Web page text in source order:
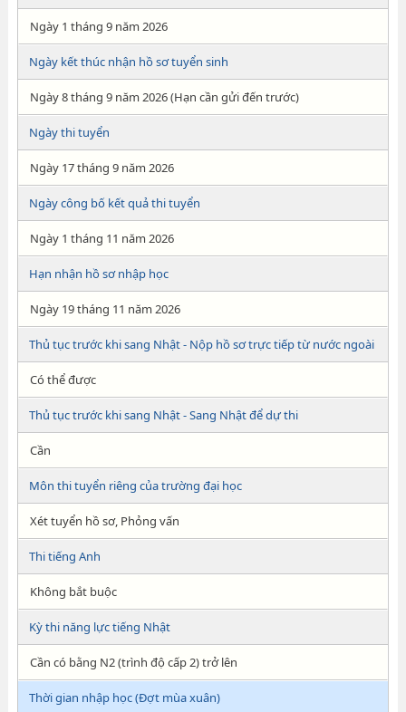
Ngày 1 tháng 9 năm 2026
Ngày kết thúc nhận hồ sơ tuyển sinh
Ngày 8 tháng 9 năm 2026 (Hạn cần gửi đến trước)
Ngày thi tuyển
Ngày 17 tháng 9 năm 2026
Ngày công bố kết quả thi tuyển
Ngày 1 tháng 11 năm 2026
Hạn nhận hồ sơ nhập học
Ngày 19 tháng 11 năm 2026
Thủ tục trước khi sang Nhật - Nộp hồ sơ trực tiếp từ nước ngoài
Có thể được
Thủ tục trước khi sang Nhật - Sang Nhật để dự thi
Cần
Môn thi tuyển riêng của trường đại học
Xét tuyển hồ sơ, Phỏng vấn
Thi tiếng Anh
Không bắt buộc
Kỳ thi năng lực tiếng Nhật
Cần có bằng N2 (trình độ cấp 2) trở lên
Thời gian nhập học (Đợt mùa xuân)